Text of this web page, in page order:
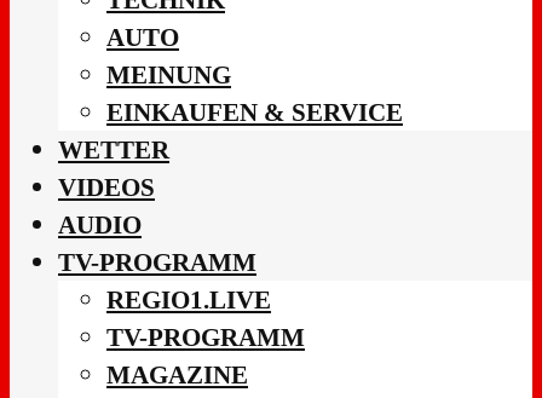
AUTO
MEINUNG
EINKAUFEN & SERVICE
WETTER
VIDEOS
AUDIO
TV-PROGRAMM
REGIO1.LIVE
TV-PROGRAMM
MAGAZINE